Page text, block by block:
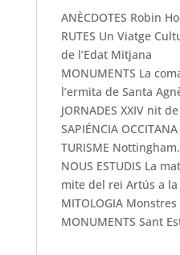
ANÈCDOTES Robin
RUTES Un Viatge
de l’Edat Mitjana
MONUMENTS La
l’ermita de Santa
JORNADES XXIV nit
SAPIÉNCIA
TURISME
NOUS ESTUDIS La
mite del rei Artús a
MITOLOGIA
MONUMENTS Sant